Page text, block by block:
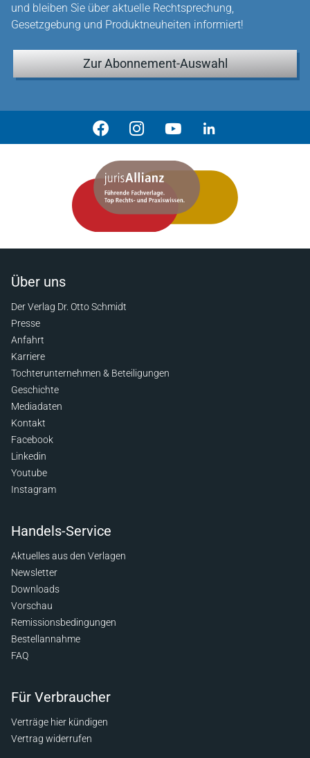
und bleiben Sie über aktuelle Rechtsprechung,
Gesetzgebung und Produktneuheiten informiert!
Zur Abonnement-Auswahl
Über uns
Der Verlag Dr. Otto Schmidt
Presse
Anfahrt
Karriere
Tochterunternehmen & Beteiligungen
Geschichte
Mediadaten
Kontakt
Facebook
Linkedin
Youtube
Instagram
Handels-Service
Aktuelles aus den Verlagen
Newsletter
Downloads
Vorschau
Remissionsbedingungen
Bestellannahme
FAQ
Für Verbraucher
Verträge hier kündigen
Vertrag widerrufen